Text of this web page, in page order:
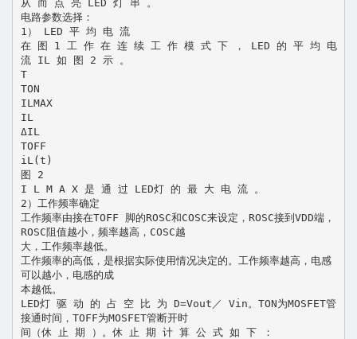
从 而 点 亮 LED 灯 串 。
电路参数选择：
1） LED 平 均 电 流
在 图 1 工 作 在 连 续 工 作 模 式 下 ， LED 的 平 均 电
流 IL 如 图 2 示 。
T
TON
ILMAX
IL
ΔIL
TOFF
iL(t)
图 2
I L M A X 是 通 过 LED灯 的 最 大 电 流 。
2）工作频率确定
工作频率由接在TOFF 脚的ROSC和COSC来设定，ROSC接到VDD端，
ROSC阻值越小，频率越高，COSC越
大，工作频率越低。
工作频率的高低，是根据实际使用情况决定的。工作频率越高，电感
可以越小，电感的成
本越低。
LED灯 驱 动 的 占 空 比 为 D=Vout／ Vin。TON为MOSFET管
接通时间，TOFF为MOSFET管断开时
间（休 止 期 ）。休 止 期 计 算 公 式 如 下 ：